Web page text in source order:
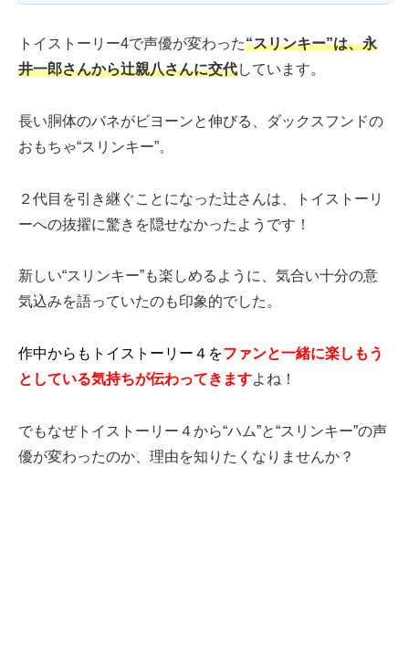
トイストーリー4で声優が変わった“スリンキー”は、永
井一郎さんから辻親八さんに交代しています。
長い胴体のバネがビヨーンと伸びる、ダックスフンドの
おもちゃ“スリンキー”。
２代目を引き継ぐことになった辻さんは、トイストーリ
ーへの抜擢に驚きを隠せなかったようです！
新しい“スリンキー”も楽しめるように、気合い十分の意
気込みを語っていたのも印象的でした。
作中からもトイストーリー４をファンと一緒に楽しもう
としている気持ちが伝わってきますよね！
でもなぜトイストーリー４から“ハム”と“スリンキー”の声
優が変わったのか、理由を知りたくなりませんか？